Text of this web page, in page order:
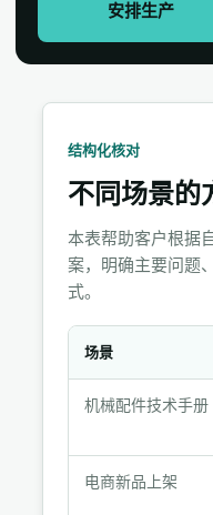
安排生产
结构化核对
不同场景的
本表帮助客户根据
案，明确主要问题
式。
场景
机械配件技术手册
电商新品上架